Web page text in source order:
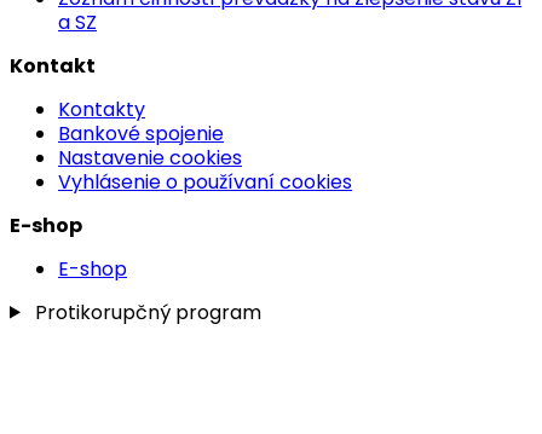
a SZ
Kontakt
Kontakty
Bankové spojenie
Nastavenie cookies
Vyhlásenie o používaní cookies
E-shop
E-shop
Protikorupčný program